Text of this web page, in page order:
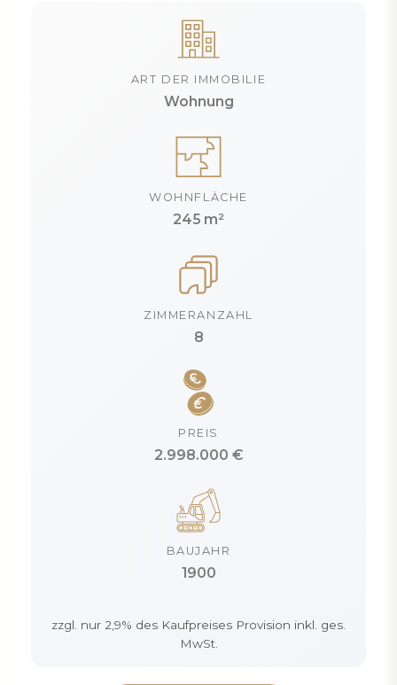
ART DER IMMOBILIE
Wohnung
WOHNFLÄCHE
245 m²
ZIMMERANZAHL
8
PREIS
2.998.000 €
BAUJAHR
1900
zzgl. nur 2,9% des Kaufpreises Provision inkl. ges.
MwSt.